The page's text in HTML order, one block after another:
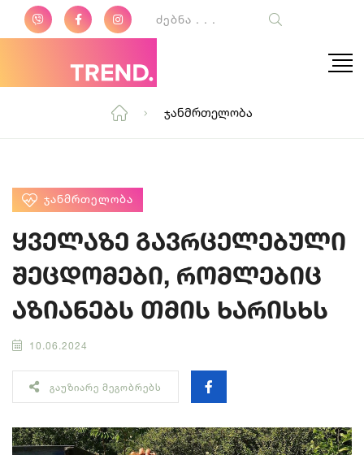
Ჯანმრთელობა
ᲯᲐᲜᲛᲠᲗᲔᲚᲝᲑᲐ
ყველაზე გავრცელებული
შეცდომები, რომლებიც
აზიანებს თმის ხარისხს
10.06.2024
ᲒᲐᲣᲖᲘᲐᲠᲔ ᲛᲔᲒᲝᲑᲠᲔᲑᲡ